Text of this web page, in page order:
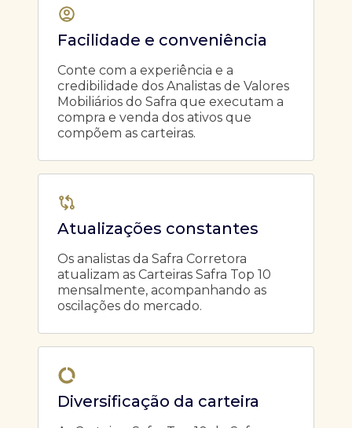
Facilidade e conveniência
Conte com a experiência e a
credibilidade dos Analistas de Valores
Mobiliários do Safra que executam a
compra e venda dos ativos que
compõem as carteiras.
Atualizações constantes
Os analistas da Safra Corretora
atualizam as Carteiras Safra Top 10
mensalmente, acompanhando as
oscilações do mercado.
Diversificação da carteira